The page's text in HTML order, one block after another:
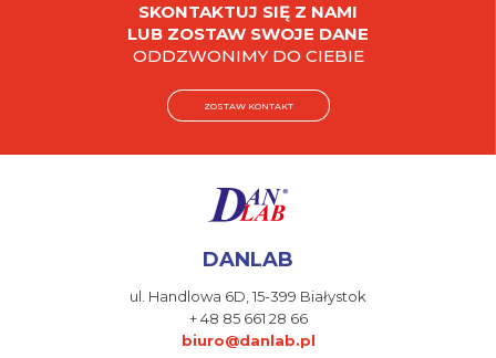
SKONTAKTUJ SIĘ Z NAMI
LUB ZOSTAW SWOJE DANE
ODDZWONIMY DO CIEBIE
ZOSTAW KONTAKT
DANLAB
ul. Handlowa 6D,15-399 Białystok
+ 48 85 661 28 66
biuro@danlab.pl